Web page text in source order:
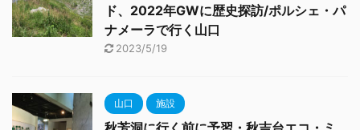
ド、2022年GWに歴史探訪/ポルシェ・パ
ナメーラで行く山口
2023/5/19
山口 施設